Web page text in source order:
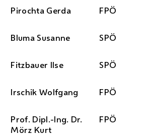
Pirochta Gerda
FPÖ
Bluma Susanne
SPÖ
Fitzbauer Ilse
SPÖ
Irschik Wolfgang
FPÖ
Prof. Dipl.-Ing. Dr.
Mörz Kurt
FPÖ